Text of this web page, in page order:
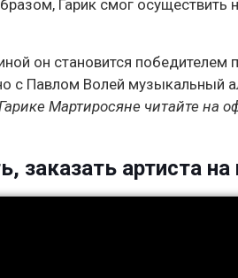
Гарик смог осуществить
он становится победителем
с Павлом Волей музыкальный
Мартиросяне читайте на
заказать артиста на